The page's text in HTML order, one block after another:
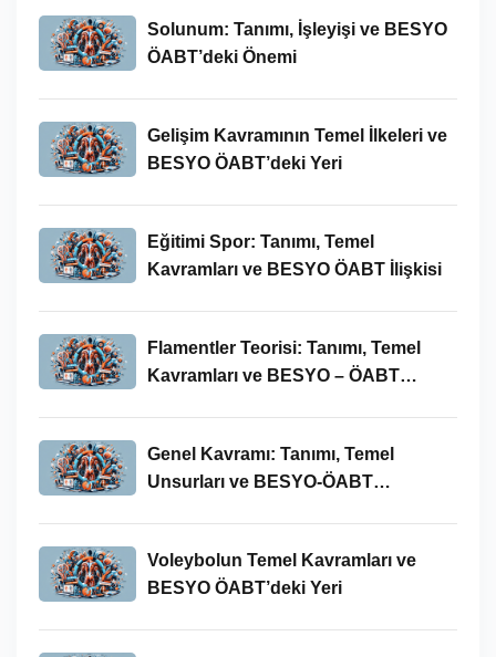
Solunum: Tanımı, İşleyişi ve BESYO
ÖABT’deki Önemi
Gelişim Kavramının Temel İlkeleri ve
BESYO ÖABT’deki Yeri
Eğitimi Spor: Tanımı, Temel
Kavramları ve BESYO ÖABT İlişkisi
Flamentler Teorisi: Tanımı, Temel
Kavramları ve BESYO – ÖABT
Genel Kavramı: Tanımı, Temel
Unsurları ve BESYO-ÖABT
Voleybolun Temel Kavramları ve
BESYO ÖABT’deki Yeri